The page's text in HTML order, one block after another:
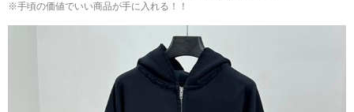
※手頃の価値でいい商品が手に入れる！！